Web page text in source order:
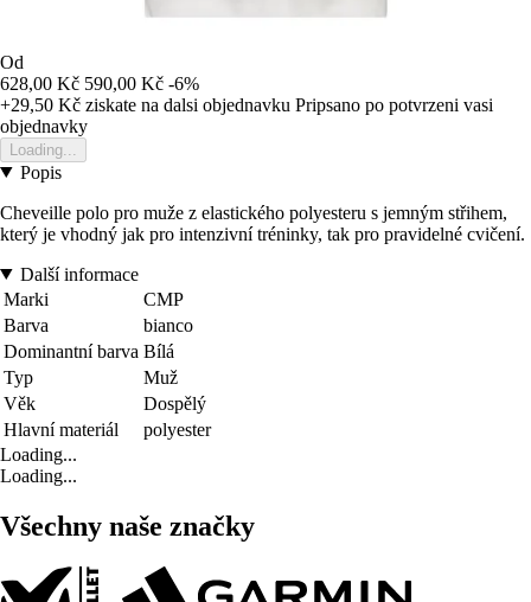
Od
628,00 Kč 590,00 Kč -6%
+29,50 Kč ziskate na dalsi objednavku Pripsano po potvrzeni vasi
objednavky
Loading...
Popis
Cheveille polo pro muže z elastického polyesteru s jemným střihem,
který je vhodný jak pro intenzivní tréninky, tak pro pravidelné cvičení.
Další informace
Marki
CMP
Barva
bianco
Dominantní barva Bílá
Typ
Muž
Věk
Dospělý
Hlavní materiál
polyester
Loading...
Loading...
Všechny naše značky